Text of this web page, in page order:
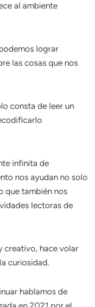
al ambiente
lograr
las cosas que nos
consta de leer un
infinita de
nos ayudan no solo
que también nos
lectoras de
creativo, hace volar
curiosidad.
hablamos de